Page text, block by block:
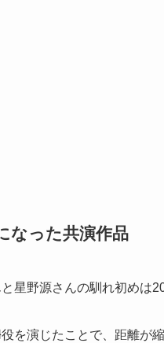
なった共演作品
星野源さんの馴れ初めは
を演じたことで、距離が